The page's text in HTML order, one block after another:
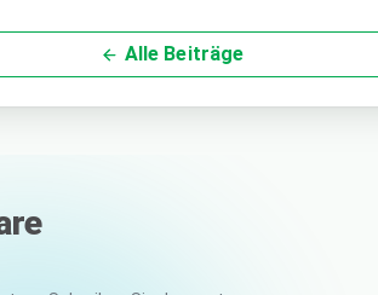
Alle Beiträge